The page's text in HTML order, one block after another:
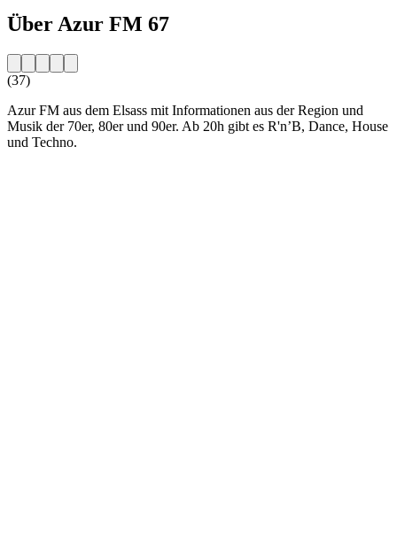
Über Azur FM 67
(37)
Azur FM aus dem Elsass mit Informationen aus der Region und
Musik der 70er, 80er und 90er. Ab 20h gibt es R'n’B, Dance, House
und Techno.